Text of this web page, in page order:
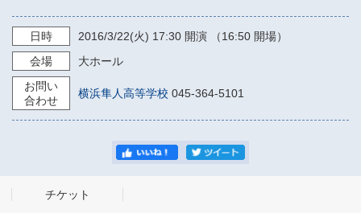
日時 2016/3/22(火) 17:30 開演 （16:50 開場）
会場
大ホール
お問い
合わせ
横浜隼人高等学校 045-364-5101
チケット